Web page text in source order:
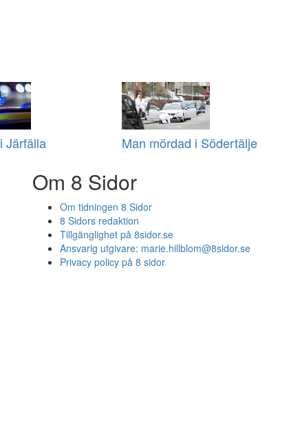
Järfälla Man mördad i Södertälje
Om 8 Sidor
Om tidningen 8 Sidor
8 Sidors redaktion
Tillgänglighet på 8sidor.se
Ansvarig utgivare: marie.hillblom@8sidor.se
Privacy policy på 8 sidor